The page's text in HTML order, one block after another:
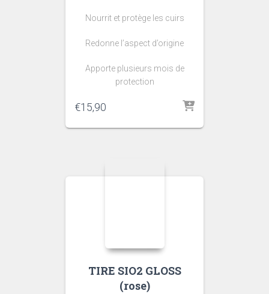
Nourrit et protège les cuirs
Redonne l’aspect d’origine
Apporte plusieurs mois de
protection
€15,90
TIRE SIO2 GLOSS
(rose)